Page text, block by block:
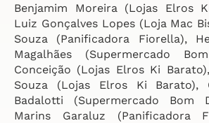
Benjamim Moreira (Lojas Elros
Luiz Gonçalves Lopes (Loja Mac
Souza (Panificadora Fiorella),
Magalhães (Supermercado
Conceição (Lojas Elros Ki
Souza (Lojas Elros Ki Barato),
Badalotti (Supermercado Bom
Marins Garaluz (Panificadora